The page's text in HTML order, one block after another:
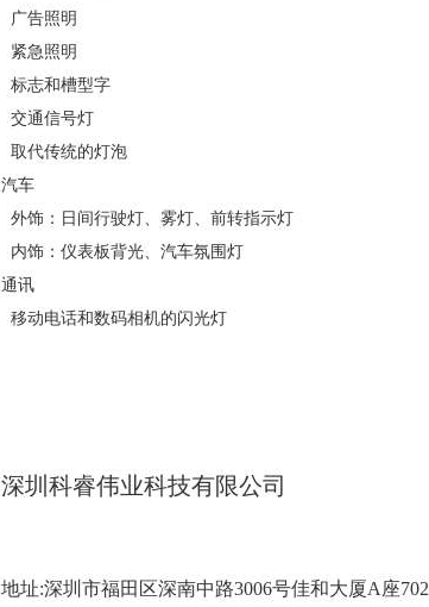
广告照明
紧急照明
标志和槽型字
交通信号灯
取代传统的灯泡
汽车
外饰：日间行驶灯、雾灯、前转指示灯
内饰：仪表板背光、汽车氛围灯
通讯
移动电话和数码相机的闪光灯
深圳科睿伟业科技有限公司
地址:深圳市福田区深南中路3006号佳和大厦A座702